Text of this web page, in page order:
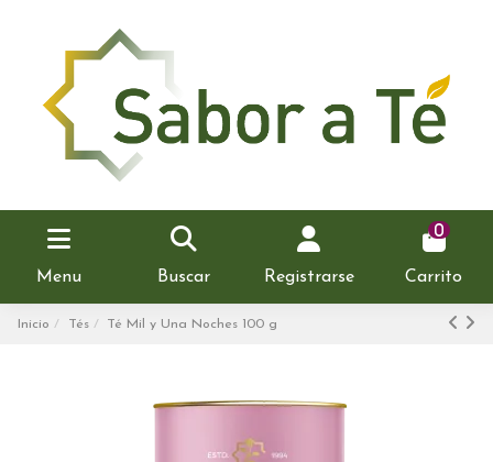
Menu Buscar Registrarse
0
Carrito
Inicio Tés Té Mil y Una Noches 100 g